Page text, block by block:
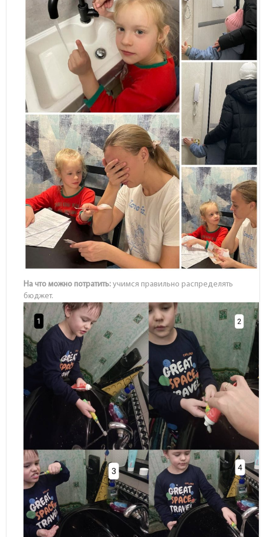
На что можно потратить: учимся правильно распределять
бюджет.